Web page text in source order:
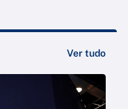
Ver tudo